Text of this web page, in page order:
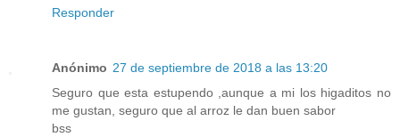
Responder
Anónimo 27 de septiembre de 2018 a las 13:20
Seguro que esta estupendo ,aunque a mi los higaditos no
me gustan, seguro que al arroz le dan buen sabor
bss